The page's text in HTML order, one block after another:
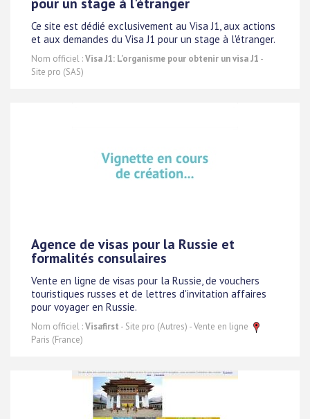
pour un stage à l'étranger
Ce site est dédié exclusivement au Visa J1, aux actions
et aux demandes du Visa J1 pour un stage à l'étranger.
Nom officiel :Visa J1: L'organisme pour obtenir un visa J1 -
Site pro (SAS)
Agence de visas pour la Russie et
formalités consulaires
Vente en ligne de visas pour la Russie, de vouchers
touristiques russes et de lettres d'invitation affaires
pour voyager en Russie.
Nom officiel :Visafirst - Site pro (Autres) - Vente en ligne
Paris (France)